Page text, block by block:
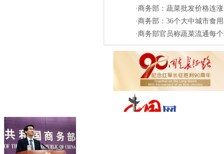
·商务部：蔬菜批发价格连
·商务部：36个大中城市食
·商务部官员称蔬菜流通每